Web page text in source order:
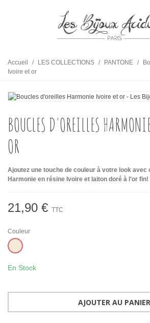
Accueil / LES COLLECTIONS / PANTONE /
Ivoire et or
BOUCLES D'OREILLES
OR
Ajoutez une touche de couleur à votre look avec
Harmonie en résine Ivoire et laiton doré à l'or fin!
21,90 € TTC
Couleur
Beige
En Stock
AJOUTER AU PANIER